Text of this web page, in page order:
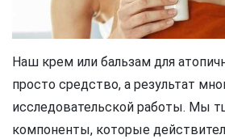
Наш крем или бальзам для
просто средство, а результат
исследовательской работы. Мы
компоненты, которые